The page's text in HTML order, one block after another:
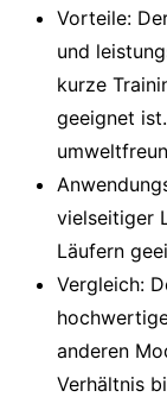
Vorteile:
und
kurze
geeignet
vielseitiger
Läufern
Vergleich:
anderen
Verhältnis